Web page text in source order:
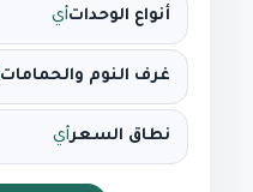
أنواع الوحداتأي
غرف النوم والحمامات
نطاق السعرأي